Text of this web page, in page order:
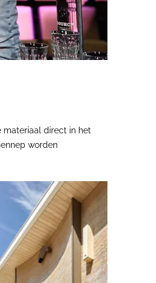
materiaal direct in het
worden